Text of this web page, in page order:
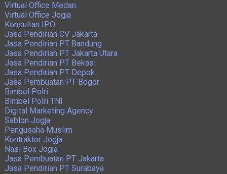
Virtual Office Medan
Virtual Office Jogja
Konsultan IPO
Jasa Pendirian CV Jakarta
Jasa Pendirian PT Bandung
Jasa Pendirian PT Jakarta Utara
Jasa Pendirian PT Bekasi
Jasa Pendirian PT Depok
Jasa Pembuatan PT Bogor
Bimbel Polri
Bimbel Polri TNI
Digital Marketing Agency
Sablon Jogja
Pengusaha Muslim
Kontraktor Jogja
Nasi Box Jogja
Jasa Pembuatan PT Jakarta
Jasa Pendirian PT Surabaya